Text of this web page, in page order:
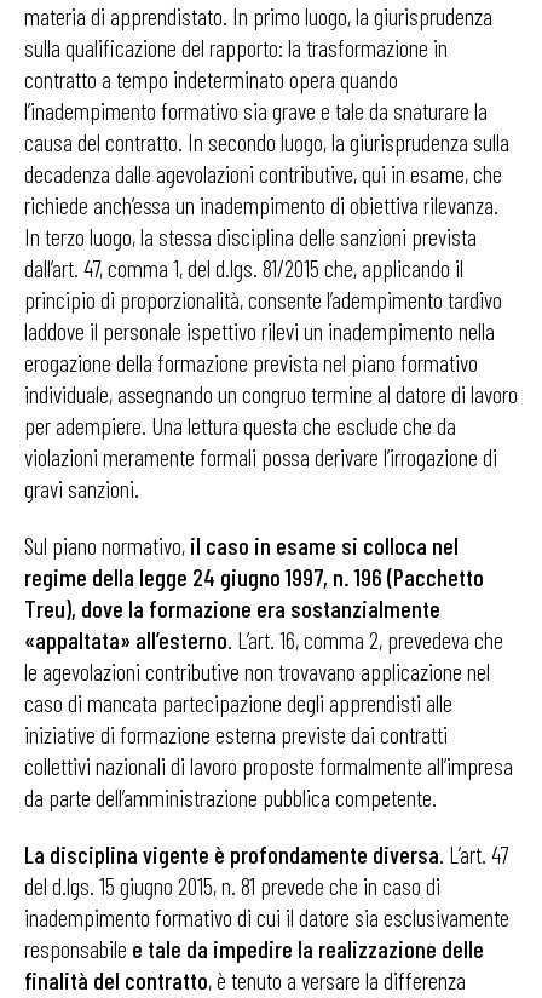
materia di apprendistato. In primo luogo, la giurisprudenza
sulla qualificazione del rapporto: la trasformazione in
contratto a tempo indeterminato opera quando
l’inadempimento formativo sia grave e tale da snaturare la
causa del contratto. In secondo luogo, la giurisprudenza sulla
decadenza dalle agevolazioni contributive, qui in esame, che
richiede anch’essa un inadempimento di obiettiva rilevanza.
In terzo luogo, la stessa disciplina delle sanzioni prevista
dall’art. 47, comma 1, del d.lgs. 81/2015 che, applicando il
principio di proporzionalità, consente l’adempimento tardivo
laddove il personale ispettivo rilevi un inadempimento nella
erogazione della formazione prevista nel piano formativo
individuale, assegnando un congruo termine al datore di lavoro
per adempiere. Una lettura questa che esclude che da
violazioni meramente formali possa derivare l’irrogazione di
gravi sanzioni.
Sul piano normativo, il caso in esame si colloca nel
regime della legge 24 giugno 1997, n. 196 (Pacchetto
Treu), dove la formazione era sostanzialmente
«appaltata» all’esterno. L’art. 16, comma 2, prevedeva che
le agevolazioni contributive non trovavano applicazione nel
caso di mancata partecipazione degli apprendisti alle
iniziative di formazione esterna previste dai contratti
collettivi nazionali di lavoro proposte formalmente all’impresa
da parte dell’amministrazione pubblica competente.
La disciplina vigente è profondamente diversa. L’art. 47
del d.lgs. 15 giugno 2015, n. 81 prevede che in caso di
inadempimento formativo di cui il datore sia esclusivamente
responsabile e tale da impedire la realizzazione delle
finalità del contratto, è tenuto a versare la differenza